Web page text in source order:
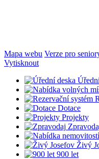
Mapa webu Verze pro
Vytisknout
Dotace
Projekty
Živý
900 let